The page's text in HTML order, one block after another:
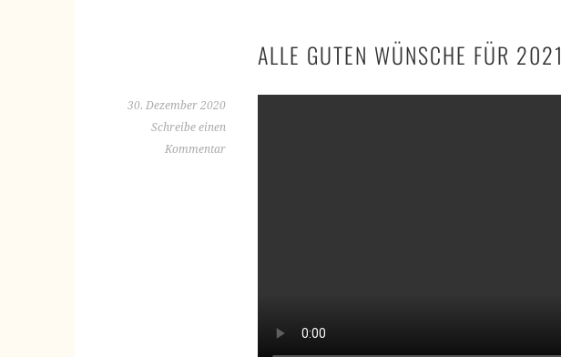
ALLE GUTEN WÜNSCHE FÜR 2021
30. Dezember 2020
Schreibe einen
Kommentar